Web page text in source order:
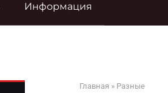
Информация
Главная » Разные